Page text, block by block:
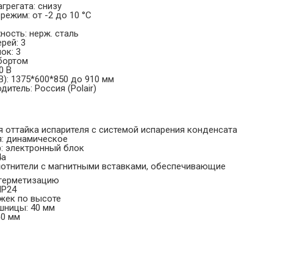
снизу
от -2 до 10 °С
нерж. сталь
3
3
В
1375*600*850 до 910 мм
Россия (Polair)
оттайка испарителя с системой испарения конденсата
динамическое
электронный блок
с магнитными вставками, обеспечивающие
по высоте
40 мм
мм